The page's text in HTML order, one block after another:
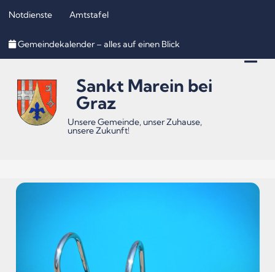
(Accesskey
(Accesskey
2)
(Accesskey
3)
Notdienste Amtstafel
Gemeindekalender – alles auf einen Blick
Sankt Marein bei
Graz
Unsere Gemeinde, unser Zuhause,
unsere Zukunft!